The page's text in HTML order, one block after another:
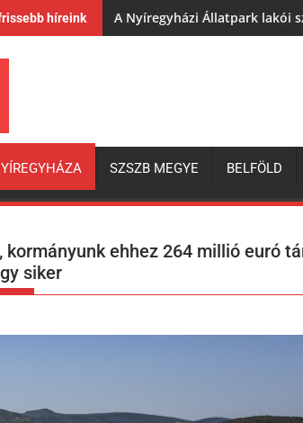
híreink A Nyíregyházi Állatpark lakói
SZSZB MEGYE BELFÖLD
ehhez 264 millió euró
siker